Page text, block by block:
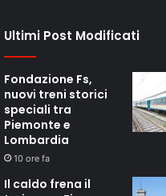
Ultimi Post Modificati
Fondazione Fs,
nuovi treni storici
speciali tra
Piemonte e
Lombardia
10 ore fa
Il caldo frena il